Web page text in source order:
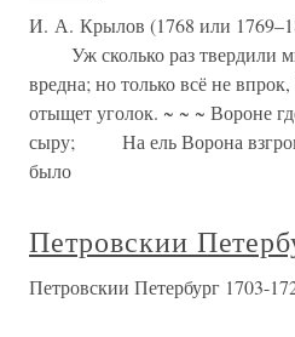
И. А. Крылов (1768 или
Уж сколько раз твердили
вредна; но только всё не
отыщет уголок. ~ ~ ~ Вороне
сыру; На ель Ворона
было
Петровскии
Петровскии Петербург 1703-